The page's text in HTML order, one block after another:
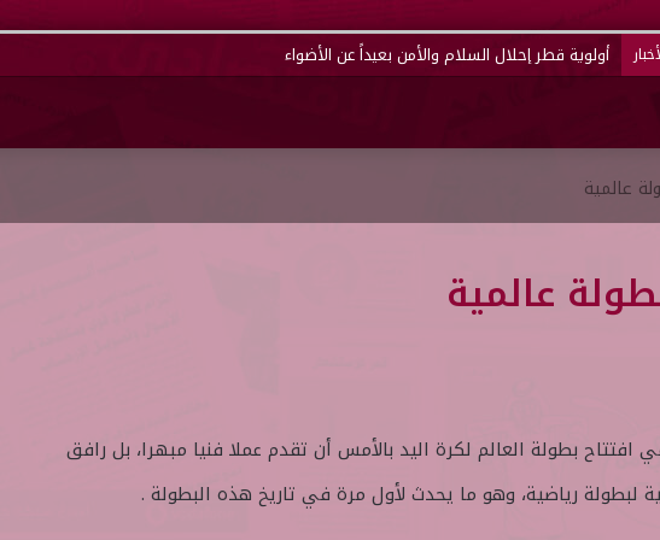
أولوية قطر إحلال السلام والأمن بعيداً عن الأضواء
عالمية
عالمية
بطولة العالم لكرة اليد بالأمس أن تقدم عملا فنيا مبهرا، بل رافق
لبطولة رياضية، وهو ما يحدث لأول مرة في تاريخ هذه البطولة .